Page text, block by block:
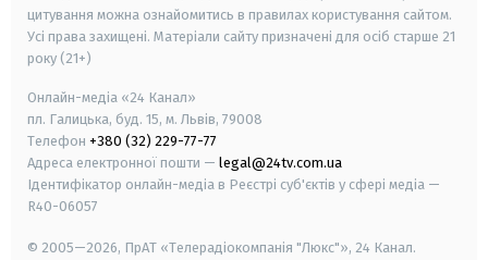
цитування можна ознайомитись в правилах користування сайтом.
Усі права захищені. Матеріали сайту призначені для осіб старше 21
року (21+)
Онлайн-медіа «24 Канал»
пл. Галицька, буд. 15, м. Львів, 79008
Телефон +380 (32) 229-77-77
Адреса електронної пошти — legal@24tv.com.ua
Ідентифікатор онлайн-медіа в Реєстрі суб'єктів у сфері медіа —
R40-06057
© 2005—2026, ПрАТ «Телерадіокомпанія "Люкс"», 24 Канал.